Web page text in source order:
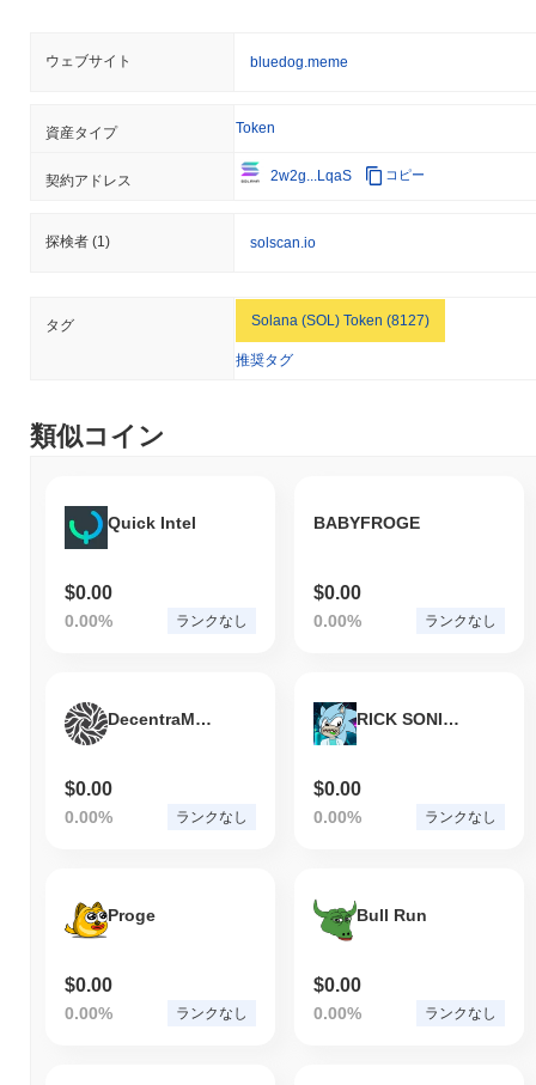
ウェブサイト bluedog.meme
資産タイプ Token
契約アドレス 2w2g...LqaS コピー
探検者 (1) solscan.io
タグ Solana (SOL) Token (8127)
推奨タグ
類似コイン
Quick Intel
$0.00
0.00% ランクなし
BABYFROGE
$0.00
0.00% ランクなし
DecentraMind
$0.00
0.00% ランクなし
RICK SONIC INU
$0.00
0.00% ランクなし
Proge
$0.00
0.00% ランクなし
Bull Run
$0.00
0.00% ランクなし